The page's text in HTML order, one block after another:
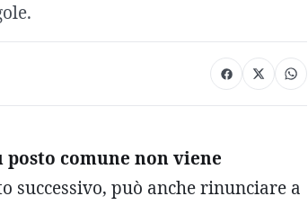
comune non viene
successivo, può anche rinunciare a